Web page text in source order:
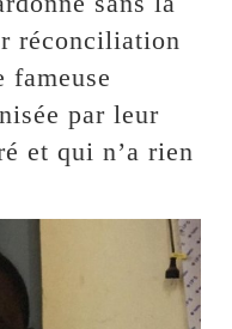
réconciliation
fameuse
par leur
et qui n’a rien